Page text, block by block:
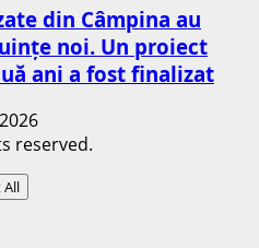
din Câmpina au
noi. Un proiect
ani a fost finalizat
reserved.
All